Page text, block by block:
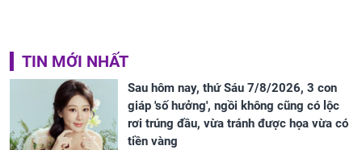
TIN MỚI NHẤT
Sau hôm nay, thứ Sáu 7/8/2026, 3 con
giáp 'số hưởng', ngồi không cũng có lộc
rơi trúng đầu, vừa tránh được họa vừa có
tiền vàng